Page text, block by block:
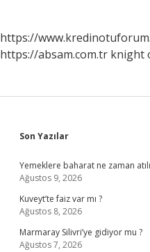
https://
https://absam.com.tr knight
Sidebar
Son Yazılar
Yemeklere baharat ne zaman
Ağustos 9, 2026
Kuveyt’te faiz var mı ?
Ağustos 8, 2026
Marmaray Silivri’ye gidiyor mu ?
Ağustos 7, 2026